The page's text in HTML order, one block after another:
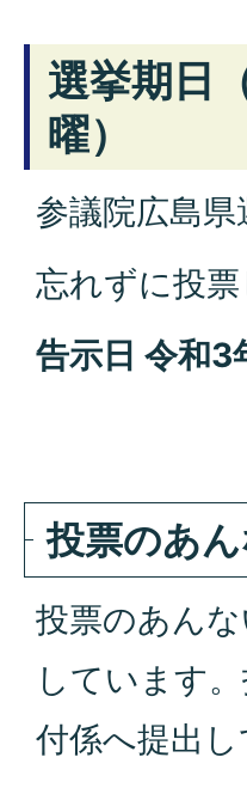
選挙期日
曜）
参議院広島
忘れずに投票
告示日 令和3
投票のあ
投票のあん
しています
付係へ提出し